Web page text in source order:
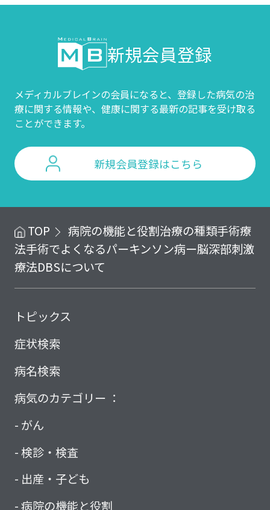
新規会員登録
メディカルブレインの会員になると、登録した病気の治
療に関する情報や、 健康に関する最新の記事を受け取る
ことができます。
新規会員登録はこちら
TOP 病院の機能と役割治療の種類手術療
法手術でよくなるパーキンソン病ー脳深部刺激
療法DBSについて
トピックス
症状検索
病名検索
病気のカテゴリー ：
がん
検診・検査
出産・子ども
病院の機能と役割